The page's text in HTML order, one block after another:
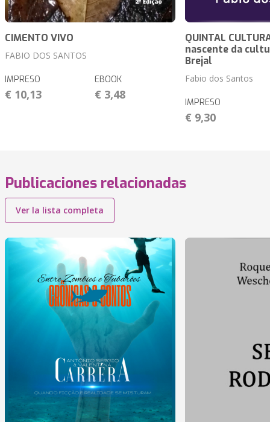
CIMENTO VIVO
FABIO DOS SANTOS
IMPRESO
€ 10,13
EBOOK
€ 3,48
QUINTAL
nascente da
Brejal
Fabio dos Santos
IMPRESO
€ 9,30
Publicaciones relacionadas
Ver la lista completa